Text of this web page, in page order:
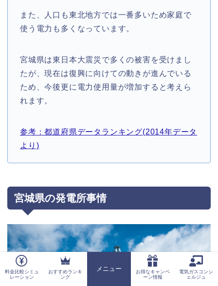
また、人口も東北地方では一番多いため家庭で
使う電力も多くなっています。
宮城県は東日本大震災で多くの被害を受けまし
たが、現在は復興に向けての動きが進んでいる
ため、今後更に電力使用量が増加すると考えら
れます。
参考：都道府県データランキング(2014年データ
より)
宮城県の発電所事情
料金比較シミュ
レーション
おすすめランキ
ング
メニュー
お得なキャンペ
ーン情報
電気ガスコンシ
ェルジュ